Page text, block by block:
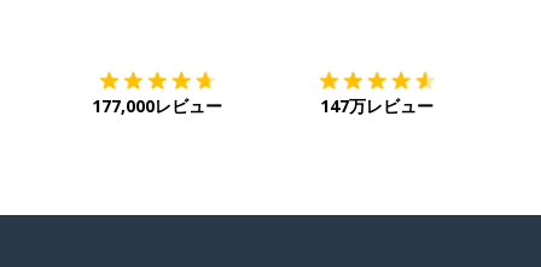
177,000レビュー 147万レビュー